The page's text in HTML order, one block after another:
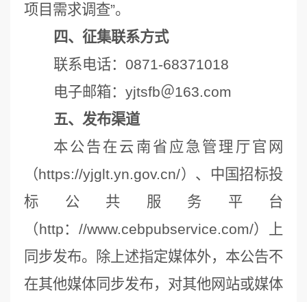
项目需求调查”。
四、征集联系方式
联系电话：0871-68371018
电子邮箱：yjtsfb＠163.com
五、发布渠道
本公告在云南省应急管理厅官网
（https://yjglt.yn.gov.cn/）、中国招标投
标公共服务平台
（http：//www.cebpubservice.com/）上
同步发布。除上述指定媒体外，本公告不
在其他媒体同步发布，对其他网站或媒体